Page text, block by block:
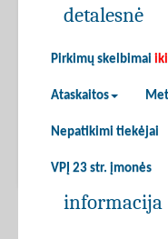
Pirkimų skelbimai iki
Ataskaitos
Nepatikimi tiekėjai
VPĮ 23 str. įmonės
detalesnė
informacija